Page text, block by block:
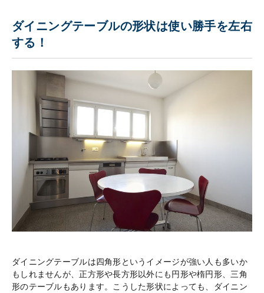
ダイニングテーブルの形状は使い勝手を左右
する！
ダイニングテーブルは四角形というイメージが強い人も多いか
もしれませんが、正方形や長方形以外にも円形や楕円形、三角
形のテーブルもあります。こうした形状によっても、ダイニン